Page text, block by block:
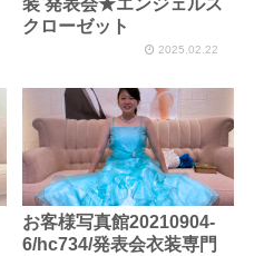
装 発表会★エンジェルス
クローゼット
2025.02.22
お客様写真館20210904-
6/hc734/発表会衣装専門